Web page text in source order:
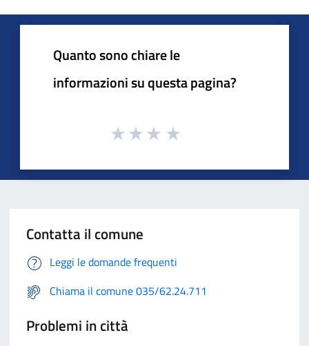
Quanto sono chiare le
informazioni su questa pagina?
Contatta il comune
Leggi le domande frequenti
Chiama il comune 035/62.24.711
Problemi in città